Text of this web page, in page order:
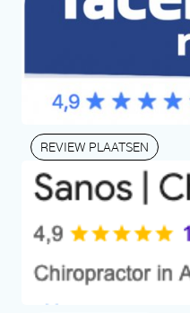
REVIEW PLAATSEN